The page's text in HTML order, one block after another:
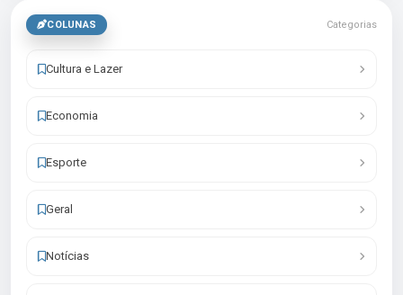
COLUNAS Categorias
Cultura e Lazer
Economia
Esporte
Geral
Notícias